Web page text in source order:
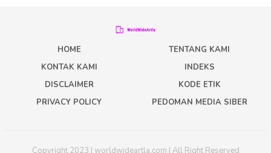
HOME
TENTANG KAMI
KONTAK KAMI
INDEKS
DISCLAIMER
KODE ETIK
PRIVACY POLICY
PEDOMAN MEDIA SIBER
Copyright 2023 | worldwideartla.com | All Right Reserved